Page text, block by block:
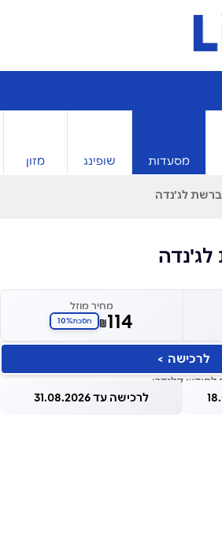
מסעדות שופינג מזון
ברשת לג'נדה
לג'נדה
מחיר מוזל
₪114 חסכת10%
לרכישה >
לרכישה עד 31.08.2026